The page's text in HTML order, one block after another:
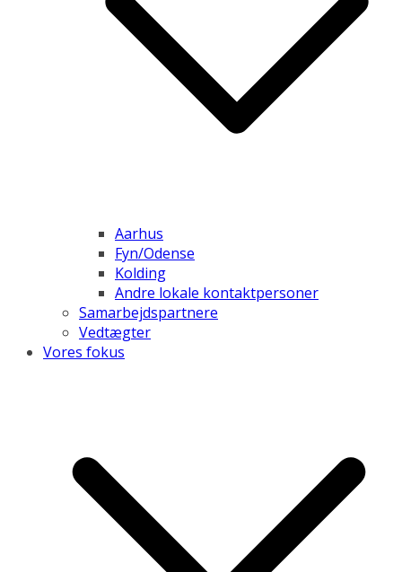
Aarhus
Fyn/Odense
Kolding
Andre lokale kontaktpersoner
Samarbejdspartnere
Vedtægter
Vores fokus